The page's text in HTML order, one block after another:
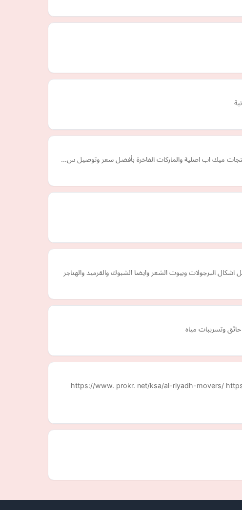
منتجات ميك اب اصلية والماركات الفاخرة بأفضل سعر وتوصيل س…
البرجولات وبيوت الشعر وايضا الشبوك والقرميد والهناجر
وتسريبات مياه
https://www. prokr. net/ksa/al-riyadh-movers/